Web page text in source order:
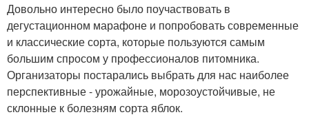
Довольно интересно было поучаствовать в
дегустационном марафоне и попробовать современные
и классические сорта, которые пользуются самым
большим спросом у профессионалов питомника.
Организаторы постарались выбрать для нас наиболее
перспективные - урожайные, морозоустойчивые, не
склонные к болезням сорта яблок.